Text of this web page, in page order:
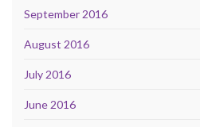
September 2016
August 2016
July 2016
June 2016